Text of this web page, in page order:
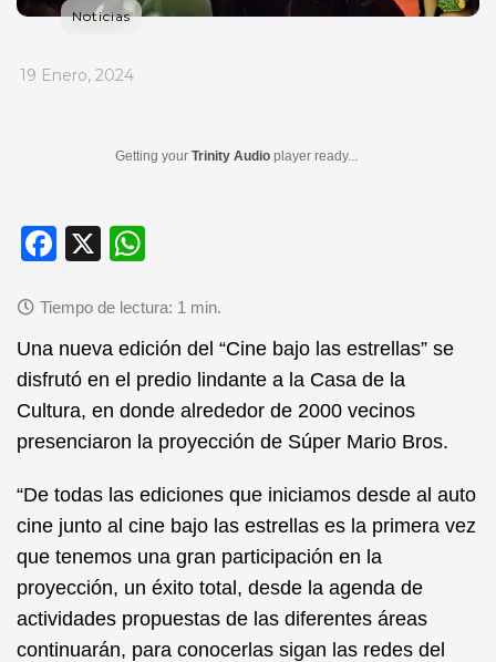
Noticias
_
19 Enero, 2024
Getting your Trinity Audio player ready...
F
c
e
b
o
o
k
X
at
s
A
p
p
Una nueva edición del “Cine bajo las estrellas” se
disfrutó en el predio lindante a la Casa de la
Cultura, en donde alrededor de 2000 vecinos
presenciaron la proyección de Súper Mario Bros.
“De todas las ediciones que iniciamos desde al auto
cine junto al cine bajo las estrellas es la primera vez
que tenemos una gran participación en la
proyección, un éxito total, desde la agenda de
actividades propuestas de las diferentes áreas
continuarán, para conocerlas sigan las redes del